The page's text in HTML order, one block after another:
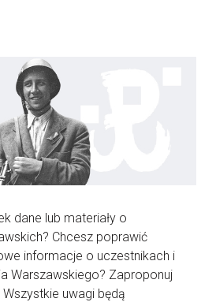
dane lub materiały o
Chcesz poprawić
informacje o uczestnikach i
Warszawskiego? Zaproponuj
uwagi będą